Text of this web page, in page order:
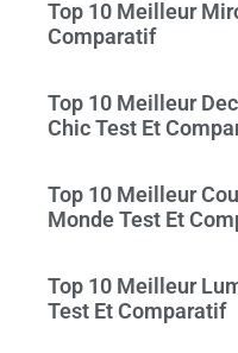
Top 10 Meilleur
Comparatif
Top 10 Meilleur
Chic Test Et
Top 10 Meilleur
Monde Test Et
Top 10 Meilleur
Test Et Comparatif